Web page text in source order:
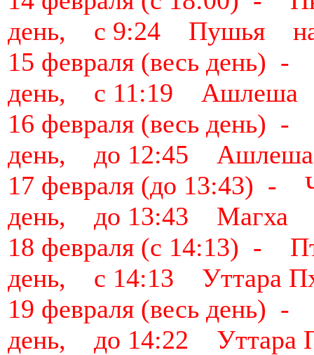
день, с 9:24 Пушья
15 февраля (весь
день, с 11:19 Ашлеша
16 февраля (весь
день, до 12:45
17 февраля (до
день, до 13:43 Магха
18 февраля (с 14:13)
день, с 14:13 Уттара
19 февраля (весь
день, до 14:22 Уттара